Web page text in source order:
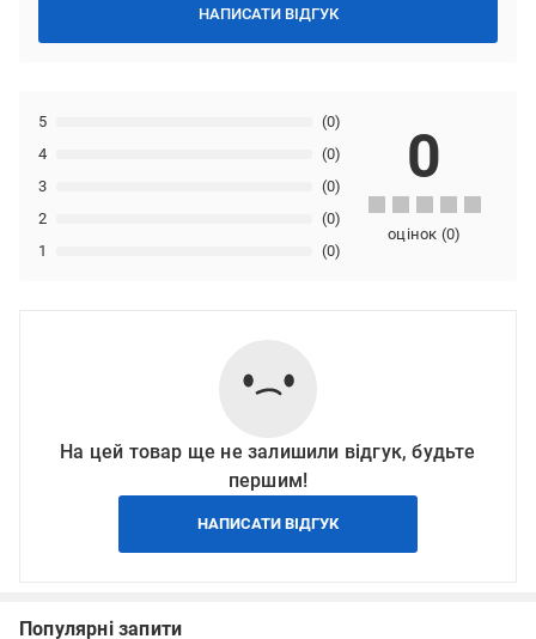
НАПИСАТИ ВІДГУК
1 (0)
2 (0)
3 (0)
4 (0)
5 (0)
0
оцінок (0)
На цей товар ще не залишили відгук, будьте
першим!
НАПИСАТИ ВІДГУК
Популярні запити